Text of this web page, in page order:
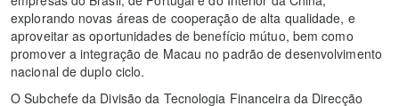
explorando novas áreas de cooperação de alta qualidade, e
aproveitar as oportunidades de benefício mútuo, bem como
promover a integração de Macau no padrão de desenvolvimento
nacional de duplo ciclo.
O Subchefe da Divisão da Tecnologia Financeira da Direcção